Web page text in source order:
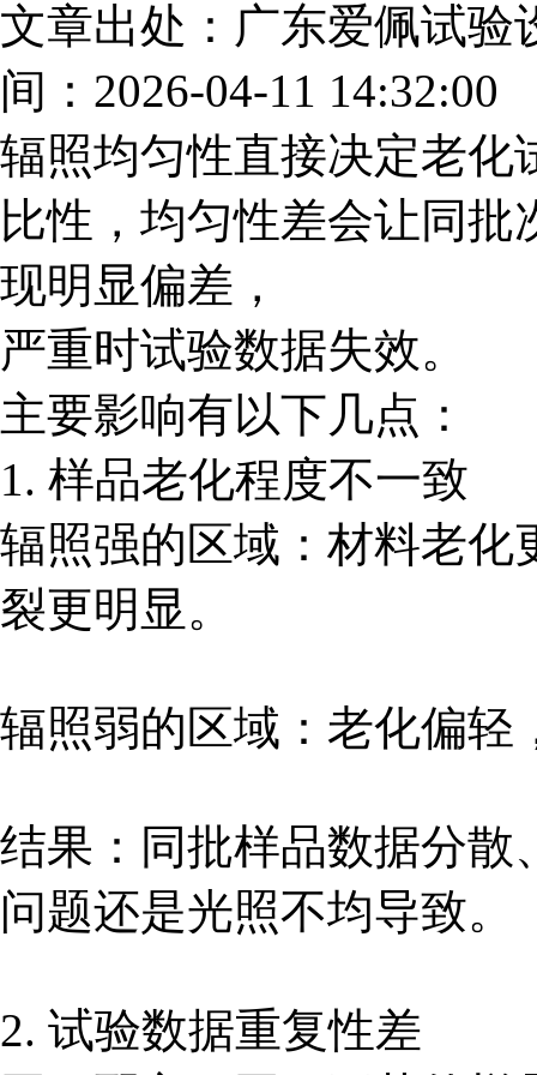
文章出处：广东爱佩试验
间：2026-04-11 14:32:00
辐照均匀性直接决定老化
比性，均匀性差会让同
现明显偏差，
严重时试验数据失效。
主要影响有以下几点：
1. 样品老化程度不一致
辐照强的区域：材料老化
裂更明显。
辐照弱的区域：老化偏轻
结果：同批样品数据分散
问题还是光照不均导致。
2. 试验数据重复性差